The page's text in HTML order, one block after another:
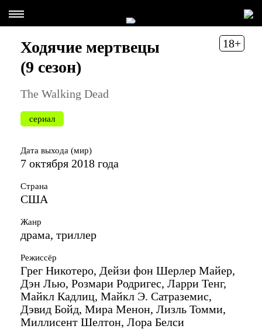
18+
Ходячие мертвецы
(9 сезон)
The Walking Dead
сериал
Дата выхода (мир)
7 октября 2018 года
Страна
США
Жанр
драма, триллер
Режиссёр
Грег Никотеро, Дейзи фон Шерлер Майер,
Дэн Лью, Розмари Родригес, Ларри Тенг,
Майкл Кадлиц, Майкл Э. Сатраземис,
Дэвид Бойд, Мира Менон, Лизль Томми,
Миллисент Шелтон, Лора Белси